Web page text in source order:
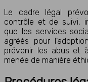
Le cadre légal
contrôle et de suivi,
que les services
agréés pour
prévenir les abus et
menée de manière